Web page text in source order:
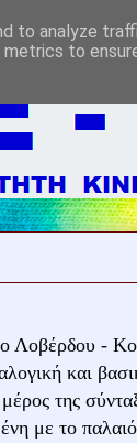
Λοβέρδου -
και
της
με το
to analyze
to